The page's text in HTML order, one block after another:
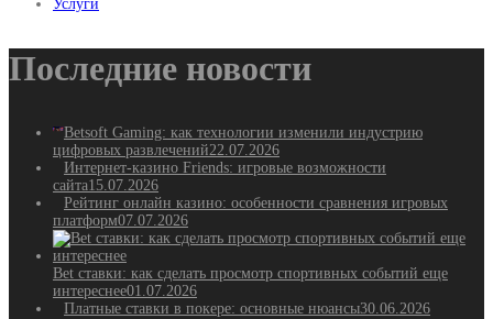
Услуги
Последние новости
Betsoft Gaming: как технологии изменили индустрию
цифровых развлечений22.07.2026
Интернет-казино Friends: игровые возможности
сайта15.07.2026
Рейтинг онлайн казино: особенности сравнения игровых
платформ07.07.2026
Bet ставки: как сделать просмотр спортивных событий еще
интереснее01.07.2026
Платные ставки в покере: основные нюансы30.06.2026